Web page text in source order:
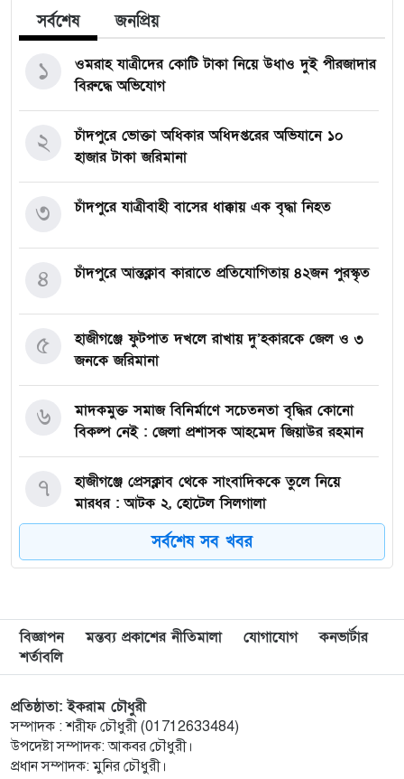
সর্বশেষ জনপ্রিয়
ওমরাহ যাত্রীদের কোটি টাকা নিয়ে উধাও দুই পীরজাদার
বিরুদ্ধে অভিযোগ
১
চাঁদপুরে ভোক্তা অধিকার অধিদপ্তরের অভিযানে ১০
হাজার টাকা জরিমানা
২
চাঁদপুরে যাত্রীবাহী বাসের ধাক্কায় এক বৃদ্ধা নিহত
৩
চাঁদপুরে আন্তক্লাব কারাতে প্রতিযোগিতায় ৪২জন পুরস্কৃত
৪
হাজীগঞ্জে ফুটপাত দখলে রাখায় দু’হকারকে জেল ও ৩
জনকে জরিমানা
৫
মাদকমুক্ত সমাজ বিনির্মাণে সচেতনতা বৃদ্ধির কোনো
বিকল্প নেই : জেলা প্রশাসক আহমেদ জিয়াউর রহমান
৬
হাজীগঞ্জে প্রেসক্লাব থেকে সাংবাদিককে তুলে নিয়ে
মারধর : আটক ২, হোটেল সিলগালা
৭
মতলব উত্তরে কালাম এন্টারপ্রাইজের মালিককে ২৫
হাজার টাকা জরিমানা
৮
মেরিল প্রথম আলো সমালোচক পুরস্কার ২০২৫ : সেরা
অভিনেতার চূড়ান্ত মনোনয়নে জায়গা করে নিলেন
৯
চাঁদপুরে জাতীয় বিজ্ঞান ও প্রযুক্তি সপ্তাহ উদযাপনের
লক্ষে প্রস্তুতিমূলক সভা
১০
সর্বশেষ সব খবর
বিজ্ঞাপন মন্তব্য প্রকাশের নীতিমালা যোগাযোগ
কনভার্টার
শর্তাবলি
প্রতিষ্ঠাতা: ইকরাম চৌধুরী
সম্পাদক : শরীফ চৌধুরী (01712633484)
উপদেষ্টা সম্পাদক: আকবর চৌধুরী।
প্রধান সম্পাদক: মুনির চৌধুরী।